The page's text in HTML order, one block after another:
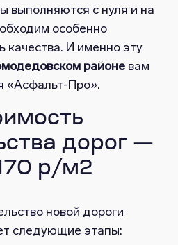
выполняются с нуля и на
особенно
качества. И именно эту
районе вам
«Асфальт-Про».
дорог —
р/м2
новой дороги
следующие этапы: